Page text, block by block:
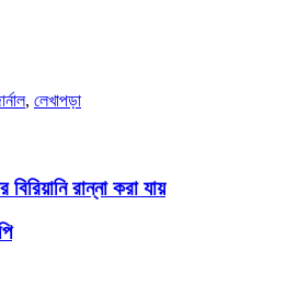
, লেখাপড়া
রান্না করা যায়